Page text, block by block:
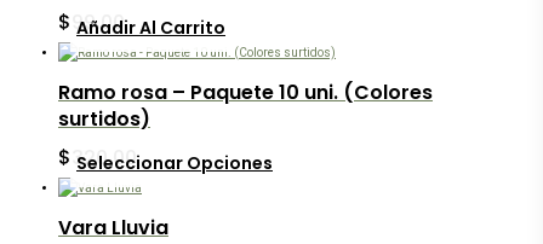
$ 99.00
Añadir Al Carrito
Ramo rosa – Paquete 10 uni. (Colores
surtidos)
$ 320.00
Seleccionar Opciones
producto
tiene
variantes.
Vara Lluvia